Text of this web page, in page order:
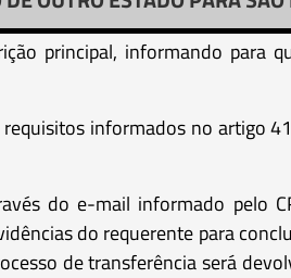
principal, informando para
informados no artigo
do e-mail informado pelo
do requerente para
de transferência será